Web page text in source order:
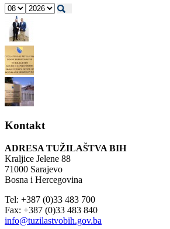
Kontakt
ADRESA TUŽILAŠTVA BIH
Kraljice Jelene 88
71000 Sarajevo
Bosna i Hercegovina
Tel: +387 (0)33 483 700
Fax: +387 (0)33 483 840
info@tuzilastvobih.gov.ba